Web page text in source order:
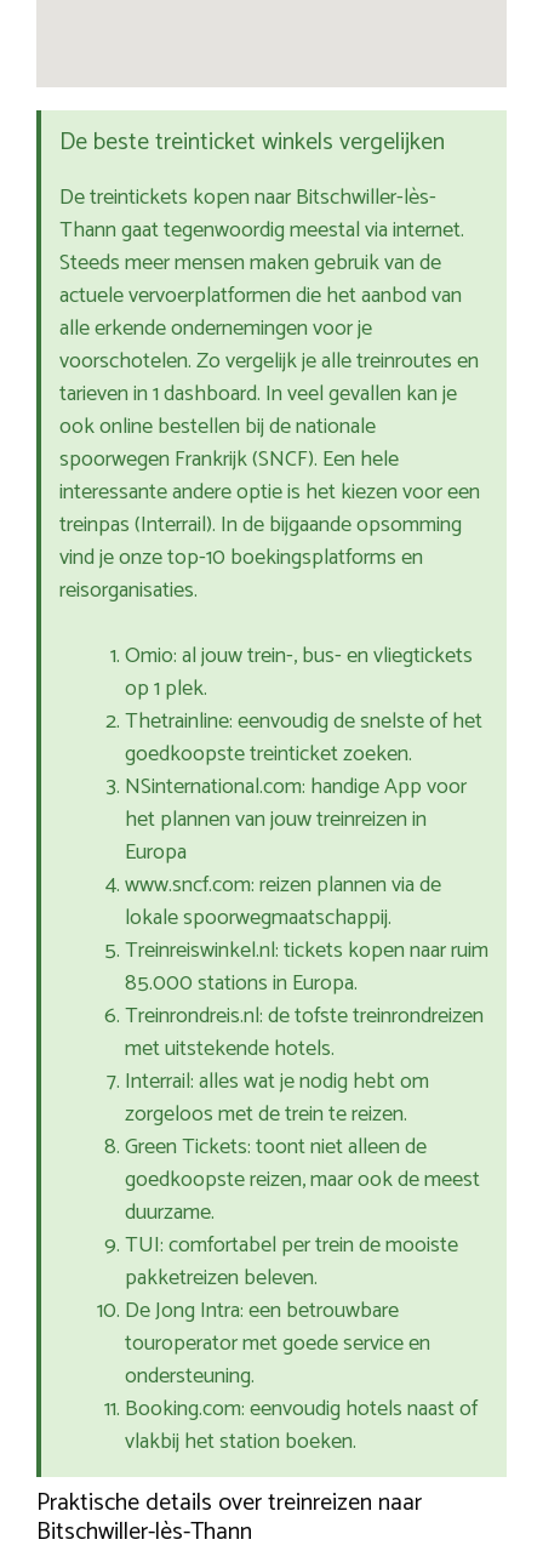
De beste treinticket winkels vergelijken
De treintickets kopen naar Bitschwiller-lès-
Thann gaat tegenwoordig meestal via internet.
Steeds meer mensen maken gebruik van de
actuele vervoerplatformen die het aanbod van
alle erkende ondernemingen voor je
voorschotelen. Zo vergelijk je alle treinroutes en
tarieven in 1 dashboard. In veel gevallen kan je
ook online bestellen bij de nationale
spoorwegen Frankrijk (SNCF). Een hele
interessante andere optie is het kiezen voor een
treinpas (Interrail). In de bijgaande opsomming
vind je onze top-10 boekingsplatforms en
reisorganisaties.
Omio: al jouw trein-, bus- en vliegtickets
op 1 plek.
Thetrainline: eenvoudig de snelste of het
goedkoopste treinticket zoeken.
NSinternational.com: handige App voor
het plannen van jouw treinreizen in
Europa
www.sncf.com: reizen plannen via de
lokale spoorwegmaatschappij.
Treinreiswinkel.nl: tickets kopen naar ruim
85.000 stations in Europa.
Treinrondreis.nl: de tofste treinrondreizen
met uitstekende hotels.
Interrail: alles wat je nodig hebt om
zorgeloos met de trein te reizen.
Green Tickets: toont niet alleen de
goedkoopste reizen, maar ook de meest
duurzame.
TUI: comfortabel per trein de mooiste
pakketreizen beleven.
De Jong Intra: een betrouwbare
touroperator met goede service en
ondersteuning.
Booking.com: eenvoudig hotels naast of
vlakbij het station boeken.
Praktische details over treinreizen naar
Bitschwiller-lès-Thann